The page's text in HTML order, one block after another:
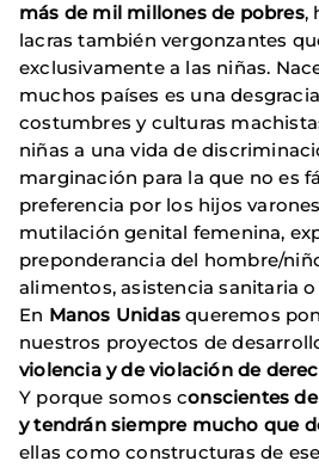
más de mil millones de pobres,
lacras también vergonzantes
exclusivamente a las niñas.
muchos países es una
costumbres y culturas
niñas a una vida de
marginación para la que no es
preferencia por los hijos
mutilación genital femenina,
preponderancia del hombre/
alimentos, asistencia sanitaria o
En Manos Unidas queremos
nuestros proyectos de
violencia y de violación de
Y porque somos conscientes
y tendrán siempre mucho que
ellas como constructuras de